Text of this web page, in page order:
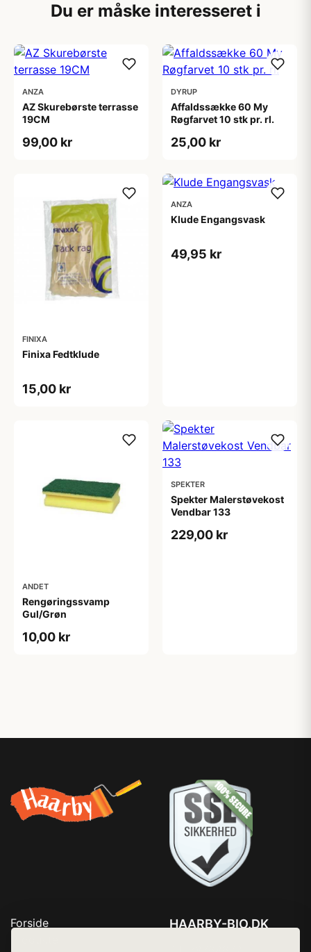
Du er måske interesseret i
ANZA
AZ Skurebørste terrasse
19CM
99,00 kr
DYRUP
Affaldssække 60 My
Røgfarvet 10 stk pr. rl.
25,00 kr
FINIXA
Finixa Fedtklude
15,00 kr
ANZA
Klude Engangsvask
49,95 kr
ANDET
Rengøringssvamp
Gul/Grøn
10,00 kr
SPEKTER
Spekter Malerstøvekost
Vendbar 133
229,00 kr
Forside
HAARBY-BIO.DK